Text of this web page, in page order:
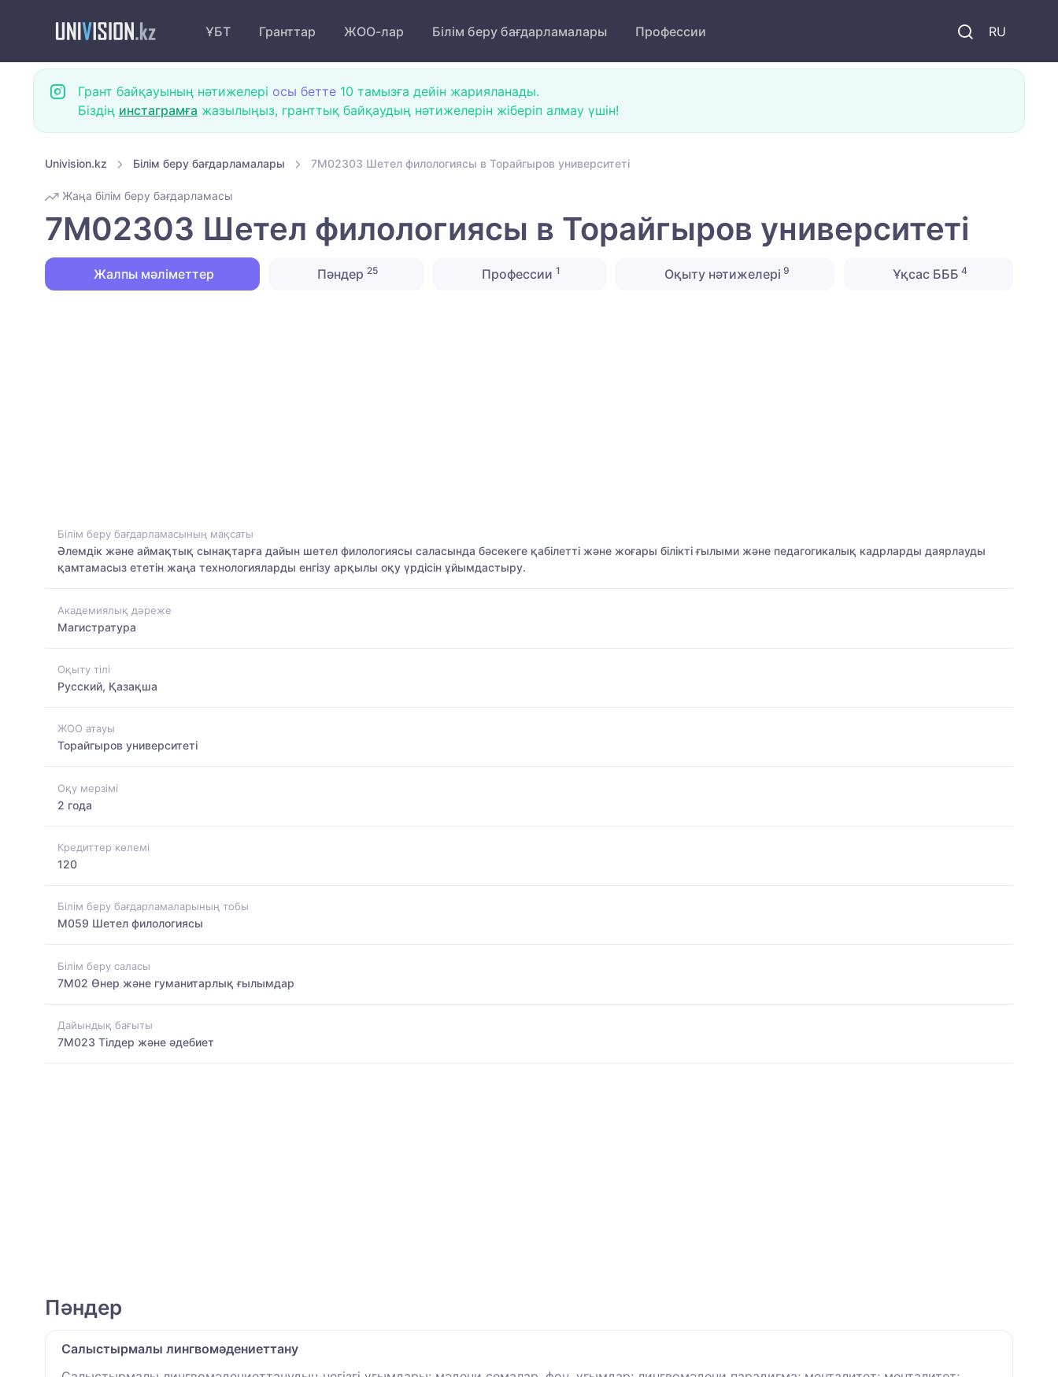
RU
ҰБТ Гранттар ЖОО-лар Білім беру бағдарламалары Профессии
Грант байқауының нәтижелері осы бетте 10 тамызға дейін жарияланады.
Біздің инстаграмға жазылыңыз, гранттық байқаудың нәтижелерін жіберіп алмау үшін!
Univision.kz Білім беру бағдарламалары 7M02303 Шетел филологиясы в Торайгыров университеті
Жаңа білім беру бағдарламасы
7M02303 Шетел филологиясы в Торайгыров университеті
Жалпы мәліметтер Пәндер25 Профессии 1 Оқыту нәтижелері 9 Ұқсас БББ 4
Білім беру бағдарламасының мақсаты
Әлемдік және аймақтық сынақтарға дайын шетел филологиясы саласында бәсекеге қабілетті және жоғары білікті ғылыми және педагогикалық кадрларды даярлауды
қамтамасыз ететін жаңа технологияларды енгізу арқылы оқу үрдісін ұйымдастыру.
Академиялық дәреже
Магистратура
Оқыту тілі
Русский, Қазақша
ЖОО атауы
Торайгыров университеті
Оқу мерзімі
2 года
Кредиттер көлемі
120
Білім беру бағдарламаларының тобы
M059 Шетел филологиясы
Білім беру саласы
7M02 Өнер және гуманитарлық ғылымдар
Дайындық бағыты
7M023 Тілдер және әдебиет
Пәндер
Салыстырмалы лингвомәдениеттану